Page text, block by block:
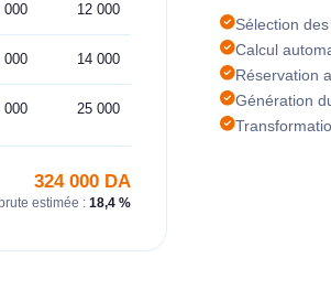
000 12 000
000 14 000
000 25 000
324 000 DA
estimée : 18,4 %
Sélection
Calcul
Réservation
Génération